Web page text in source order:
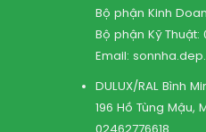
Bộ phận Kinh
Bộ phận Kỹ Thuật:
Email:
DULUX/RAL Bình
196 Hồ Tùng Mậu,
02462776618